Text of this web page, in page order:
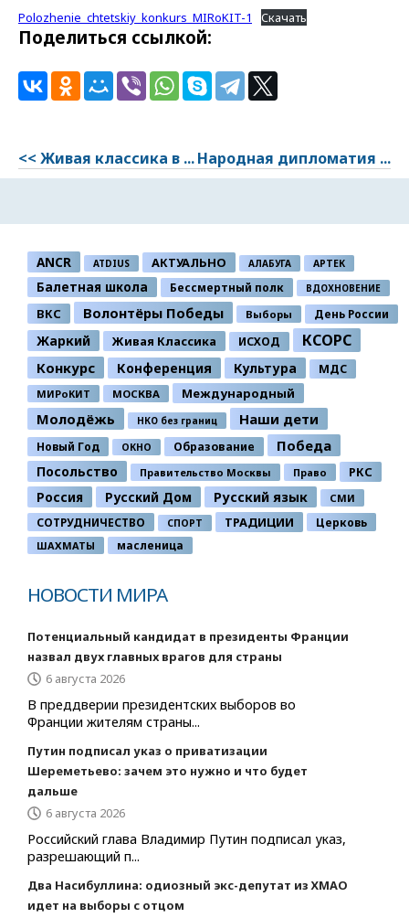
Polozhenie_chtetskiy_konkurs_MIRoKIT-1 Скачать
Поделиться ссылкой:
<< Живая классика в ...Народная дипломатия ...
ANCR ATDIUS АКТУАЛЬНО АЛАБУГА АРТЕК
Балетная школа Бессмертный полк ВДОХНОВЕНИЕ
ВКС Волонтёры Победы Выборы День России
Жаркий Живая Классика ИСХОД КСОРС
Конкурс Конференция Культура МДС
МИРоКИТ МОСКВА Международный
Молодёжь НКО без границ Наши дети
Новый Год ОКНО Образование Победа
Посольство Правительство Москвы Право РКС
Россия Русский Дом Русский язык СМИ
СОТРУДНИЧЕСТВО СПОРТ ТРАДИЦИИ Церковь
ШАХМАТЫ масленица
НОВОСТИ МИРА
Потенциальный кандидат в президенты Франции
назвал двух главных врагов для страны
6 августа 2026
В преддверии президентских выборов во
Франции жителям страны...
Путин подписал указ о приватизации
Шереметьево: зачем это нужно и что будет
дальше
6 августа 2026
Российский глава Владимир Путин подписал указ,
разрешающий п...
Два Насибуллина: одиозный экс-депутат из ХМАО
идет на выборы с отцом